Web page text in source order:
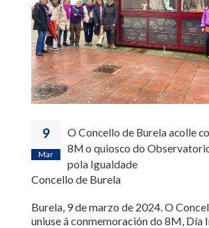
9
Mar
O Concello de Burela acolle
8M o quiosco do
pola Igualdade
Concello de Burela
Burela, 9 de marzo de 2024. O
uniuse á conmemoración do 8M, Día